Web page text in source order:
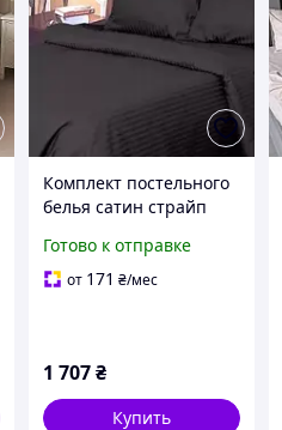
Комплект постельного
белья сатин страйп
сатиновое постельное
бельё
Готово к отправке
от 171 ₴/мес
1 707 ₴
Купить